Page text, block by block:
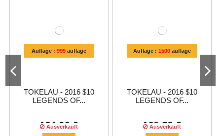
Auflage : 999auflage
TOKELAU - 2016 $10
LEGENDS OF...
124,96 €
Ausverkauft
Auflage : 1500auflage
TOKELAU - 2016 $10
LEGENDS OF...
165,79 €
Ausverkauft